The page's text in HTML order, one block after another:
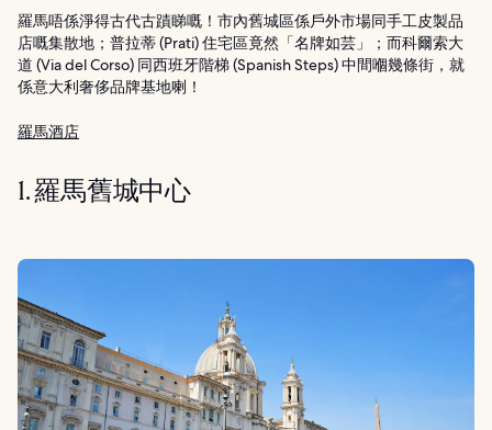
羅馬唔係淨得古代古蹟睇嘅！市內舊城區係戶外市場同手工皮製品
店嘅集散地；普拉蒂 (Prati) 住宅區竟然「名牌如芸」；而科爾索大
道 (Via del Corso) 同西班牙階梯 (Spanish Steps) 中間嗰幾條街，就
係意大利奢侈品牌基地喇！
羅馬酒店
1. 羅馬舊城中心